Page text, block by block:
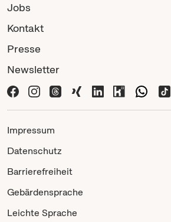
Jobs
Kontakt
Presse
Newsletter
Impressum
Datenschutz
Barrierefreiheit
Gebärdensprache
Leichte Sprache